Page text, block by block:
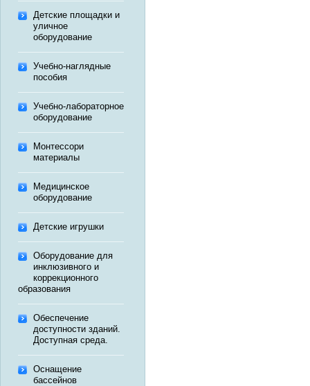
Детские площадки и
уличное
оборудование
Учебно-наглядные
пособия
Учебно-лабораторное
оборудование
Монтессори
материалы
Медицинское
оборудование
Детские игрушки
Оборудование для
инклюзивного и
коррекционного
образования
Обеспечение
доступности зданий.
Доступная среда.
Оснащение
бассейнов